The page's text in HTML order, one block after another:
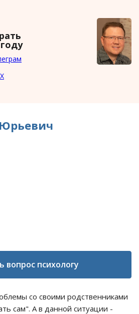
вопрос психологу
со своими родственниками
сам". А в данной ситуации -